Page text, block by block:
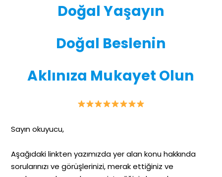
Doğal Yaşayın
Doğal Beslenin
Aklınıza Mukayet Olun
Sayın okuyucu,
Aşağıdaki linkten yazımızda yer alan konu hakkında
sorularınızı ve görüşlerinizi, merak ettiğiniz ve